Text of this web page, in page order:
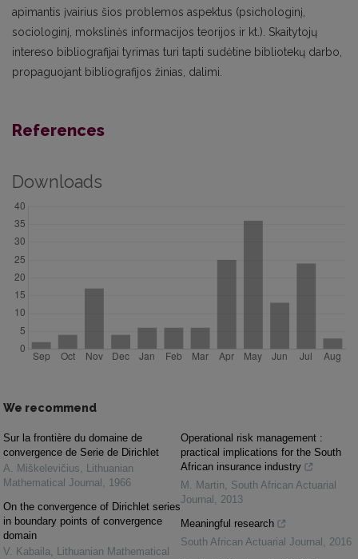
apimantis įvairius šios problemos aspektus (psichologinį,
sociologinį, mokslinės informacijos teorijos ir kt.). Skaitytojų
intereso bibliografijai tyrimas turi tapti sudėtine bibliotekų darbo,
propaguojant bibliografijos žinias, dalimi.
References
Downloads
We recommend
Sur la frontière du domaine de
convergence de Serie de Dirichlet
A. Miškelevičius, Lithuanian
Mathematical Journal , 1966
On the convergence of Dirichlet series
in boundary points of convergence
domain
V. Kabaila, Lithuanian Mathematical
Operational risk management :
practical implications for the South
African insurance industry
M. Martin, South African Actuarial
Journal , 2013
Meaningful research
South African Actuarial Journal , 2016